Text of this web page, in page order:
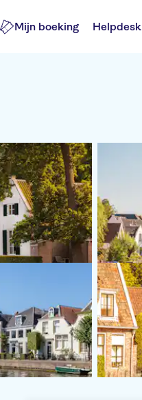
Mijn boeking Helpdesk